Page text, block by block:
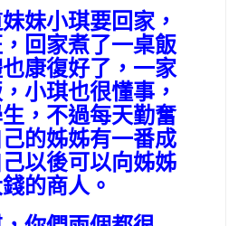
妹小琪要回家，
回家煮了一桌飯
康復好了，一家
小琪也很懂事，
，不過每天勤奮
的姊姊有一番成
以後可以向姊姊
的商人。